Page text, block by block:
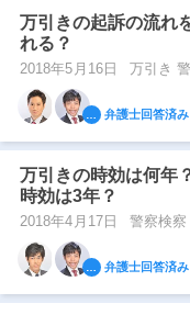
万引きの起訴の流れ
れる？
2018年5月16日 万引き
弁護士回答済み
万引きの時効は何年
時効は3年？
2018年4月17日 警察検察
弁護士回答済み